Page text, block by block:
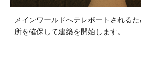
メインワールドへテレポートされる
所を確保して建築を開始します。